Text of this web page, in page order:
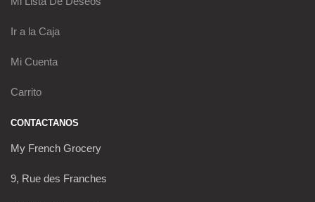
Ir a la Caja
Mi Cuenta
Carrito
CONTACTANOS
My French Grocery
9, Rue des Franches